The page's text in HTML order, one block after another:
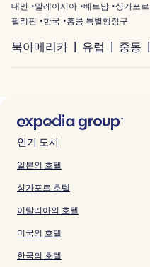
대만 말레이시아 베트남 싱가포르
필리핀
한국 홍콩 특별행정구
북아메리카 유럽 중동
인기 도시
일본의 호텔
싱가포르 호텔
이탈리아의 호텔
미국의 호텔
한국의 호텔